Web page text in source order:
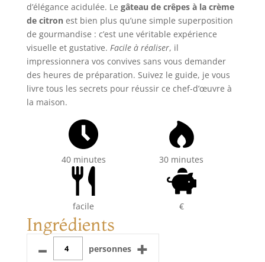
d’élégance acidulée. Le gâteau de crêpes à la crème
de citronest bien plus qu’une simple superposition
de gourmandise : c’est une véritable expérience
visuelle et gustative. Facile à réaliser, il
impressionnera vos convives sans vous demander
des heures de préparation. Suivez le guide, je vous
livre tous les secrets pour réussir ce chef-d’œuvre à
la maison.
40 minutes 30 minutes
facile €
Ingrédients
– personnes +